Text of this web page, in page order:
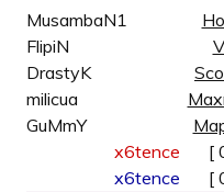
MusambaN1
FlipiN
DrastyK
milicua
GuMmY
x6tence
x6tence
[
[